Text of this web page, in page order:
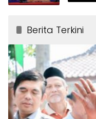
Berita Terkini